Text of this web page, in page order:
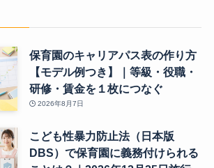
保育園のキャリアパス表の作り方
【モデル例つき】｜等級・役職・
研修・賃金を１枚につなぐ
2026年8月7日
こども性暴力防止法（日本版
DBS）で保育園に義務付けられる